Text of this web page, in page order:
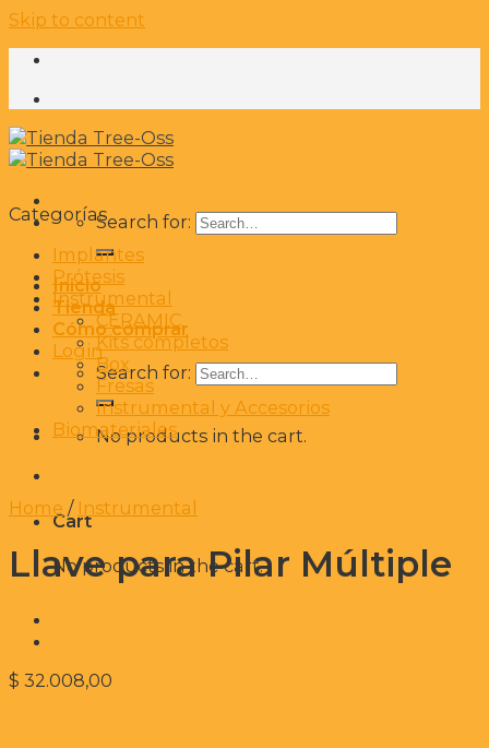
Skip to content
Search for:
Inicio
Tienda
Cómo comprar
Login
Search for:
No products in the cart.
Cart
No products in the cart.
Categorías
Implantes
Prótesis
Instrumental
CERAMIC
Kits completos
Box
Fresas
Instrumental y Accesorios
Biomateriales
Home / Instrumental
Llave para Pilar Múltiple
$ 32.008,00